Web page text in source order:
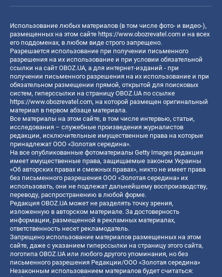
Использование любых материалов (в том числе фото- и видео-),
размещенных на этом сайте https://www.obozrevatel.com и на всех
его поддоменах, в любом виде строго запрещено.
Разрешается использование при получении письменного
разрешения на их использование и при условии обязательной
ссылки на сайт OBOZ.UA, а для интернет-изданий - при
получении письменного разрешения на их использование и при
обязательном размещении прямой, открытой для поисковых
систем, гиперссылки на страницу OBOZ.UA по ссылке
https://www.obozrevatel.com, на которой размещен оригинальный
материал в первом абзаце материала.
Все материалы на этом сайте, в том числе интервью, статьи,
исследования – служебные произведения журналистов
редакции, исключительные имущественные права на которые
принадлежат ООО «Золотая середина».
На все опубликованные фотоматериалы Getty Images редакция
имеет имущественные права, защищаемые законом Украины
«Об авторских правах и смежных правах», никто не имеет права
без письменного разрешения ООО «Золотая середина» их
использовать, они не подлежат дальнейшему воспроизводству,
переводу, распространению в любой форме.
Редакция OBOZ.UA может не разделять точку зрения,
изложенную в авторском материале. За достоверность
информации, размещенной в рекламных материалах,
ответственность несет рекламодатель.
Запрещено использование материалов размещенных на этом
сайте, даже с указанием гиперссылки на страницу этого сайта,
логотипа OBOZ.UA или любого другого упоминания, но без
письменного разрешения Редакции/ООО «Золотая середина»
Незаконным использованием материалов будет считаться: